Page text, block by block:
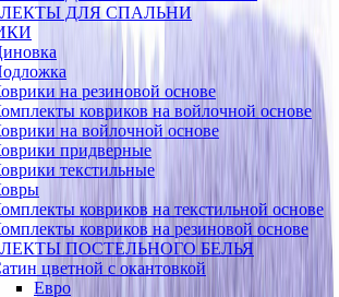
ДЛЯ СПАЛЬНИ
на резиновой основе
ковриков на войлочной основе
на войлочной основе
придверные
текстильные
ковриков на текстильной основе
ковриков на резиновой основе
ПОСТЕЛЬНОГО БЕЛЬЯ
цветной с окантовкой
Евро